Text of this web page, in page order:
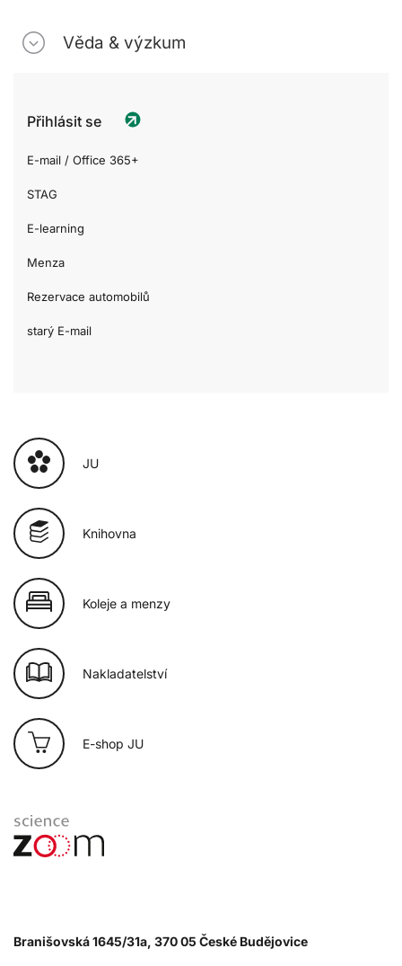
Věda & výzkum
Přihlásit se
E-mail / Office 365+
STAG
E-learning
Menza
Rezervace automobilů
starý E-mail
JU
Knihovna
Koleje a menzy
Nakladatelství
E-shop JU
Branišovská 1645/31a, 370 05 České Budějovice